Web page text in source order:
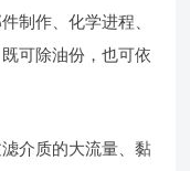
制作、化学进程、
可除油份，也可依
介质的大流量、黏